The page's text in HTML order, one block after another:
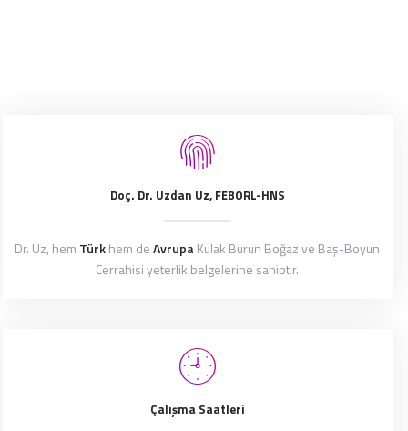
Doç. Dr. Uzdan Uz, FEBORL-HNS
Dr. Uz, hem Türkhem deAvrupaKulak Burun Boğaz ve Baş-Boyun
Cerrahisi yeterlik belgelerine sahiptir.
Çalışma Saatleri